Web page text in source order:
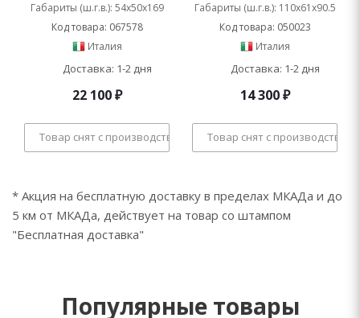
Габариты (ш.г.в.): 54x50x169
Код товара: 067578
Италия
Доставка: 1-2 дня
22 100₽
Товар снят с производства
Габариты (ш.г.в.): 110x61x90.5
Код товара: 050023
Италия
Доставка: 1-2 дня
14 300₽
Товар снят с производства
* Акция на бесплатную доставку в пределах МКАДа и до
5 км от МКАДа, действует на товар со штампом
"Бесплатная доставка"
Популярные товары